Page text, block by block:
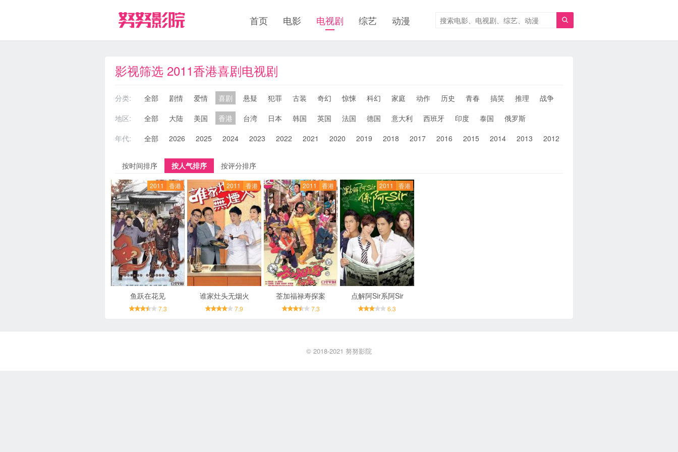

首页 电影 电视剧 综艺 动漫
影视筛选 2011香港喜剧电视剧
分类: 全部 剧情 爱情 喜剧 悬疑 犯罪 古装 奇幻 惊悚 科幻 家庭 动作 历史 青春 搞笑 推理 战争
地区:
全部 大陆 美国 香港 台湾 日本 韩国 英国 法国 德国 意大利 西班牙 印度 泰国
俄罗斯
年代:
全部 2026 2025 2024 2023 2022 2021 2020 2019 2018 2017 2016 2015 2014 2013 2012
按时间排序 按人气排序 按评分排序
2011 香港
鱼跃在花见
7.3
2011 香港
谁家灶头无烟火
7.9
2011 香港
荃加福禄寿探案
7.3
2011 香港
点解阿Sir系阿Sir
6.3
© 2018-2021 努努影院